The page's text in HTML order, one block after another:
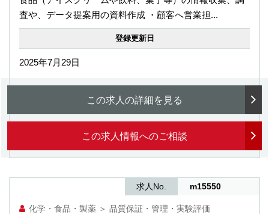
査や、データ提案用の資料作成 ・顧客へ営業担...
登録更新日
2025年7月29日
この求人の詳細を見る
この求人情報へのご相談
化学・食品・製薬 ＞ 品質保証・管理・実験評価
求人No. m15550